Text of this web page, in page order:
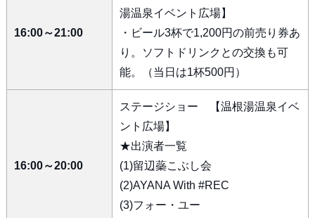
16:00～21:00
湯温泉イベント広場】
・ビール3杯で1,200円の前売り券あ
り。ソフトドリンクとの交換も可
能。（当日は1杯500円）
16:00～20:00
ステージショー 【温根湯温泉イベ
ント広場】
★出演者一覧
(1)留辺蘂こぶし会
(2)AYANA With #REC
(3)フォー・ユー